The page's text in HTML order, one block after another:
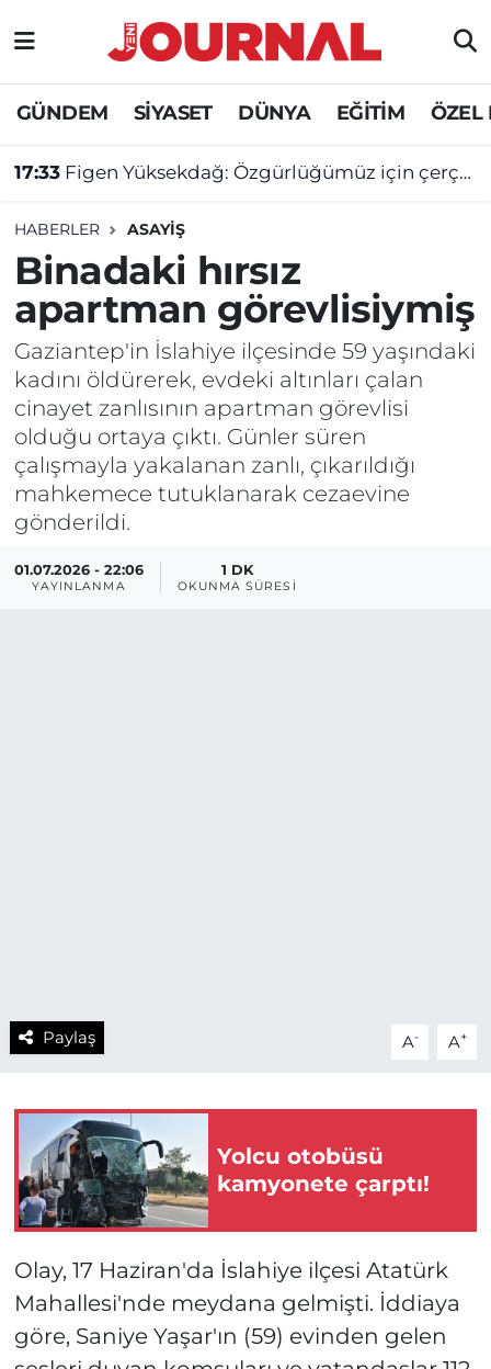
GÜNDEM SİYASET DÜNYA EĞİTİM ÖZEL
17:33 Figen Yüksekdağ: Özgürlüğümüz için çerçeve yasaya gerek yok
HABERLER ASAYİŞ
Binadaki hırsız
apartman görevlisiymiş
Gaziantep'in İslahiye ilçesinde 59 yaşındaki
kadını öldürerek, evdeki altınları çalan
cinayet zanlısının apartman görevlisi
olduğu ortaya çıktı. Günler süren
çalışmayla yakalanan zanlı, çıkarıldığı
mahkemece tutuklanarak cezaevine
gönderildi.
01.07.2026 - 22:06
YAYINLANMA
1 DK
OKUNMA SÜRESI
Paylaş A- A+
Yolcu otobüsü
kamyonete çarptı!
Olay, 17 Haziran'da İslahiye ilçesi Atatürk
Mahallesi'nde meydana gelmişti. İddiaya
göre, Saniye Yaşar'ın (59) evinden gelen
GÜNDEM
SİYASET
DÜNYA
EĞİTİM
ÖZEL HABER
Nöbetçi Eczaneler
Hava Durumu
Süper Lig Puan Durumu ve Fikstür
Tüm Manşetler
Son Dakika Haberleri
Haber Arşivi